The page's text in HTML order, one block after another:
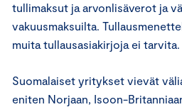
tullimaksut ja arvonlisäverot ja
vakuusmaksuilta.
muita tullausasiakirjoja ei tarvita.
Suomalaiset yritykset vievät
eniten Norjaan, Isoon-